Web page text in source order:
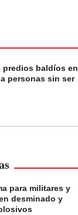
predios baldíos en
personas sin ser
para militares y
desminado y